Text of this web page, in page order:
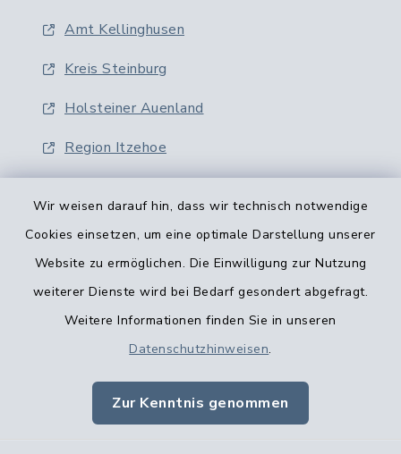
Wir weisen darauf hin, dass wir technisch notwendige
Cookies einsetzen, um eine optimale Darstellung unserer
Website zu ermöglichen. Die Einwilligung zur Nutzung
weiterer Dienste wird bei Bedarf gesondert abgefragt.
Weitere Informationen finden Sie in unseren
Datenschutzhinweisen.
Zur Kenntnis genommen
Amt Kellinghusen
Kreis Steinburg
Holsteiner Auenland
Region Itzehoe
Barrierefreiheit
Impressum